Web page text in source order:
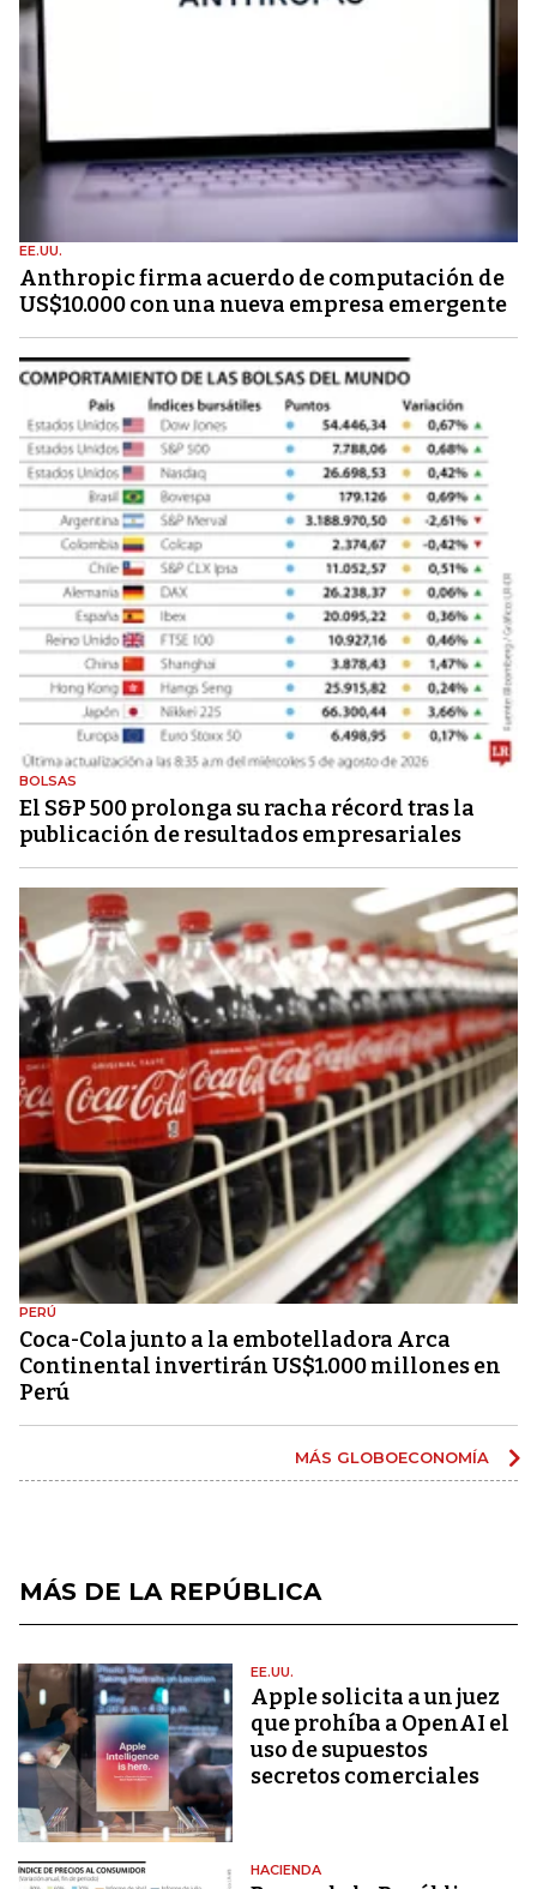
EE.UU.
Anthropic firma acuerdo de computación de
US$10.000 con una nueva empresa emergente
BOLSAS
El S&P 500 prolonga su racha récord tras la
publicación de resultados empresariales
PERÚ
Coca-Cola junto a la embotelladora Arca
Continental invertirán US$1.000 millones en
Perú
MÁS GLOBOECONOMÍA
MÁS DE LA REPÚBLICA
EE.UU.
Apple solicita a un juez
que prohíba a OpenAI el
uso de supuestos
secretos comerciales
HACIENDA